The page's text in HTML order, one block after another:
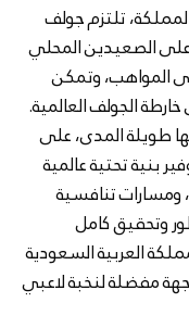
تلتزم جولف
على الصعيدين المحلي
المواهب، وتمكن
الجولف العالمية.
طويلة المدى، على
بنية تحتية عالمية
ومسارات تنافسية
وتحقيق كامل
العربية السعودية
مفضلة لنخبة لاعبي